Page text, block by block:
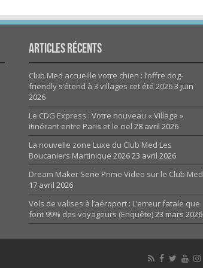
Articles Récents
Club Med accueille votre chien : l’offre dog-
friendly s’étend à 3 villages cet été 20263 juin
2026
Le CDG Express : Votre nouveau « Village »
itinérant entre Paris et le ciel 28 avril 2026
La nouvelle zone Luxe du Club Med Les
Boucaniers Martinique 202623 avril 2026
Dream Maker Serie Prime Video sur le Club Med
17 avril 2026
Vols de valises à l’aéroport : L’erreur fatale que
font 99% des voyageurs (Enquête)23 mars 2026